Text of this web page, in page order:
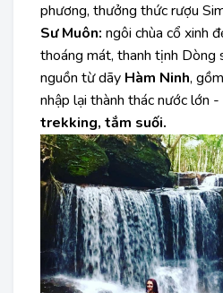
phương, thưởng thức rượu
Sư Muôn: ngôi chùa cổ xinh
thoáng mát, thanh tịnh Dòng
nguồn từ dãy Hàm Ninh,
nhập lại thành thác nước lớn -
trekking, tắm suối.